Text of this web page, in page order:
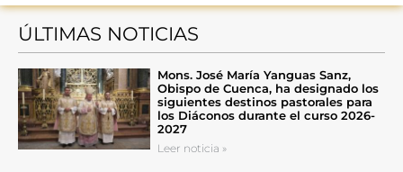
ÚLTIMAS NOTICIAS
Mons. José María Yanguas Sanz,
Obispo de Cuenca, ha designado los
siguientes destinos pastorales para
los Diáconos durante el curso 2026-
2027
Leer noticia »